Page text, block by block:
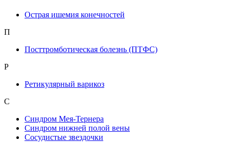
Острая ишемия конечностей
П
Посттромботическая болезнь (ПТФС)
Р
Ретикулярный варикоз
С
Синдром Мея-Тернера
Синдром нижней полой вены
Сосудистые звездочки